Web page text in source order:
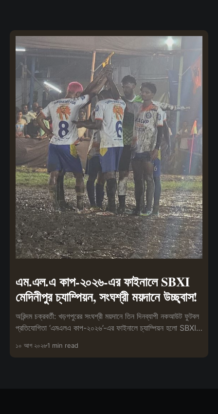
এম.এল.এ কাপ-২০২৬-এর ফাইনালে SBXI
মেদিনীপুর চ্যাম্পিয়ন, সংঘশ্রী ময়দানে উচ্ছ্বাস!
অরিন্দম চক্রবর্তী: খড়গপুরের সংঘশ্রী ময়দানে তিন দিনব্যাপী নকআউট ফুটবল
প্রতিযোগিতা ‘এমএলএ কাপ-২০২৬’-এর ফাইনালে চ্যাম্পিয়ন হলো SBXI
১০ আগ ২০২৬1 min read